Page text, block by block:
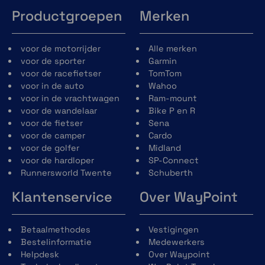
Productgroepen
voor de motorrijder
voor de sporter
voor de racefietser
voor in de auto
voor in de vrachtwagen
voor de wandelaar
voor de fietser
voor de camper
voor de golfer
voor de hardloper
Runnersworld Twente
Merken
Alle merken
Garmin
TomTom
Wahoo
Ram-mount
Bike P en R
Sena
Cardo
Midland
SP-Connect
Schuberth
Klantenservice
Betaalmethodes
Bestelinformatie
Helpdesk
Over WayPoint
Vestigingen
Medewerkers
Over Waypoint